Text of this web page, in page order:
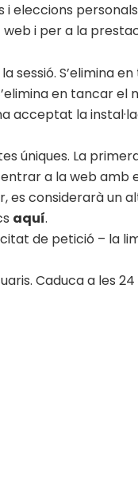
personals
web i per a la
S’elimina
en tancar el
la
úniques. La
a la web
es considerarà un
aquí.
de petició – la
Caduca a les 24